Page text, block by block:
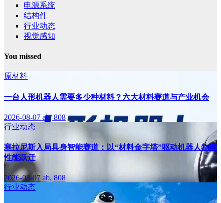
电源系统
结构件
行业动态
视觉感知
You missed
原材料
一台人形机器人需要多少种材料？六大材料赛道与产业机会
2026-08-07 ab, 808
行业动态
塞拉尼斯入局具身智能赛道：以“材料金字塔”驱动机器人物理
性能跃迁
2026-08-07 ab, 808
行业动态